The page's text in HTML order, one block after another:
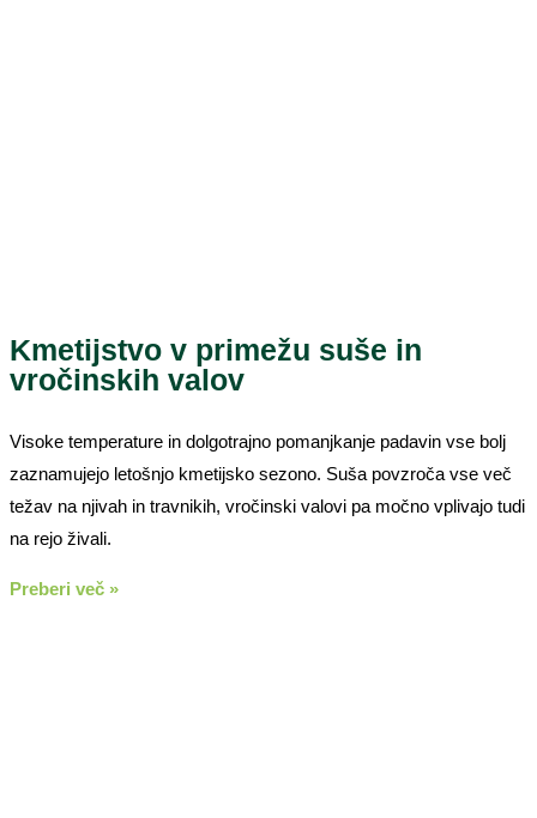
Kmetijstvo v primežu suše in
vročinskih valov
Visoke temperature in dolgotrajno pomanjkanje padavin vse bolj
zaznamujejo letošnjo kmetijsko sezono. Suša povzroča vse več
težav na njivah in travnikih, vročinski valovi pa močno vplivajo tudi
na rejo živali.
Preberi več »